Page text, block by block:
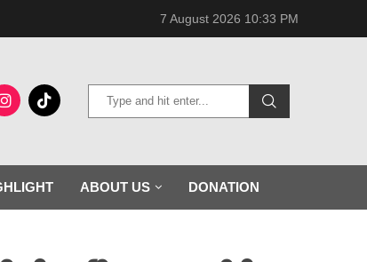
7 August 2026 10:33 PM
ABOUT US DONATION